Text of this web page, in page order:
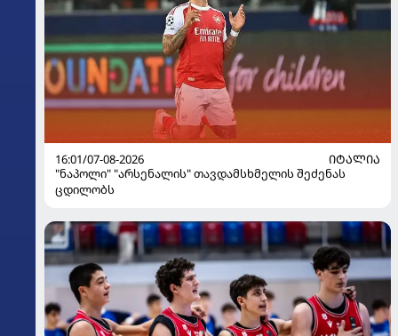
16:01/07-08-2026
ᲘᲢᲐᲚᲘᲐ
"ნაპოლი" "არსენალის" თავდამსხმელის შეძენას
ცდილობს